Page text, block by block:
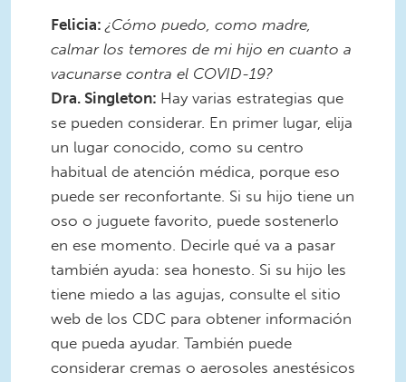
Felicia: ¿Cómo puedo, como madre,
calmar los temores de mi hijo en cuanto a
vacunarse contra el COVID-19?
Dra. Singleton: Hay varias estrategias que
se pueden considerar. En primer lugar, elija
un lugar conocido, como su centro
habitual de atención médica, porque eso
puede ser reconfortante. Si su hijo tiene un
oso o juguete favorito, puede sostenerlo
en ese momento. Decirle qué va a pasar
también ayuda: sea honesto. Si su hijo les
tiene miedo a las agujas, consulte el sitio
web de los CDC para obtener información
que pueda ayudar. También puede
considerar cremas o aerosoles anestésicos